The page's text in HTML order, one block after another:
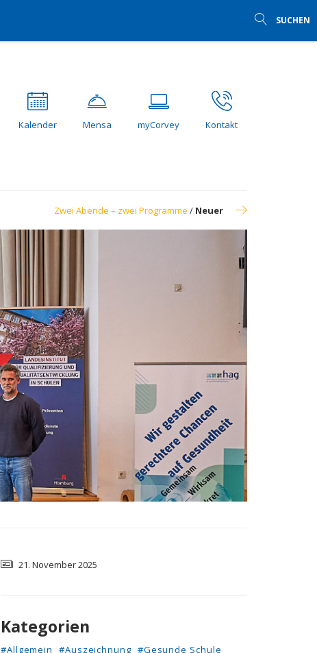
SUCHEN
Kalender Mensa myCorvey Kontakt
Zwei Abende – zwei Programme / Neuer
21. November 2025
Kategorien
#Allgemein #Auszeichnung #Gesunde Schule